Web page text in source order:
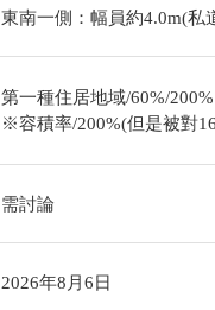
東南一側：幅員約4.0m(私
第一種住居地域/60%/200%
※容積率/200%(但是被對
需討論
2026年8月6日